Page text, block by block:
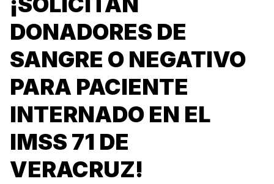
DONADORES DE
SANGRE O NEGATIVO
PARA PACIENTE
INTERNADO EN EL
IMSS 71 DE
VERACRUZ!